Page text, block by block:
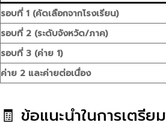
รอบที่ 1 (คัดเลือกจากโรงเรียน)
รอบที่ 2 (ระดับจังหวัด/ภาค)
รอบที่ 3 (ค่าย 1)
ค่าย 2 และค่ายต่อเนื่อง
🧾 ข้อแนะนำในการเตรีย